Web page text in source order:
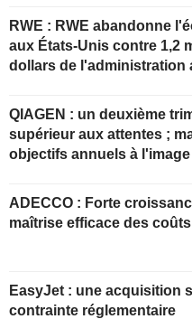
RWE : RWE abandonne l'éolien offshore
aux États-Unis contre 1,2
dollars de l'administration
QIAGEN : un deuxième trimestre
supérieur aux attentes ;
objectifs annuels à
ADECCO : Forte croissance organique et
maîtrise efficace des coûts
EasyJet : une acquisition
contrainte réglementaire